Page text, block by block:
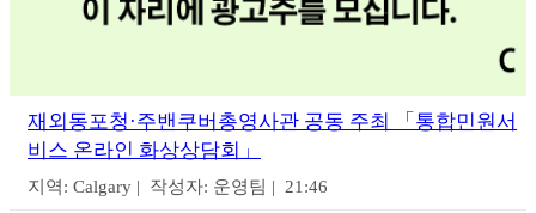
재외동포청·주밴쿠버총영사관 공동 주최 「통합민원서
비스 온라인 화상상담회」
지역: Calgary | 작성자: 운영팀 | 21:46